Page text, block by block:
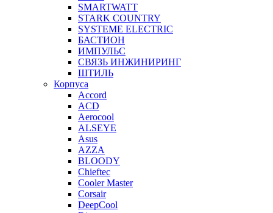
SMARTWATT
STARK COUNTRY
SYSTEME ELECTRIC
БАСТИОН
ИМПУЛЬС
СВЯЗЬ ИНЖИНИРИНГ
ШТИЛЬ
Корпуса
Accord
ACD
Aerocool
ALSEYE
Asus
AZZA
BLOODY
Chieftec
Cooler Master
Corsair
DeepCool